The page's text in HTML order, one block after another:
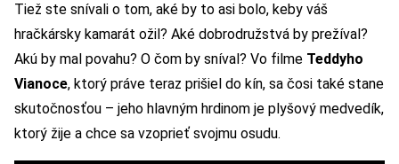
Tiež ste snívali o tom, aké by to asi bolo, keby váš
hračkársky kamarát ožil? Aké dobrodružstvá by prežíval?
Akú by mal povahu? O čom by sníval? Vo filme Teddyho
Vianoce, ktorý práve teraz prišiel do kín, sa čosi také stane
skutočnosťou – jeho hlavným hrdinom je plyšový medvedík,
ktorý žije a chce sa vzoprieť svojmu osudu.